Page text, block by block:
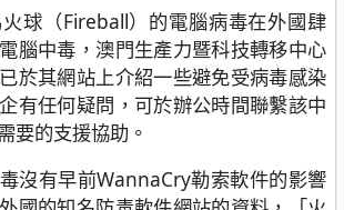
球（Fireball）的電腦病毒在外國肆
腦中毒，澳門生產力暨科技轉移中心
於其網站上介紹一些避免受病毒感染
有任何疑問，可於辦公時間聯繫該中
要的支援協助。
沒有早前WannaCry勒索軟件的影響